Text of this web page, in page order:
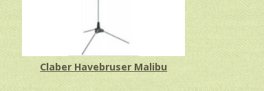
Claber Havebruser Malibu